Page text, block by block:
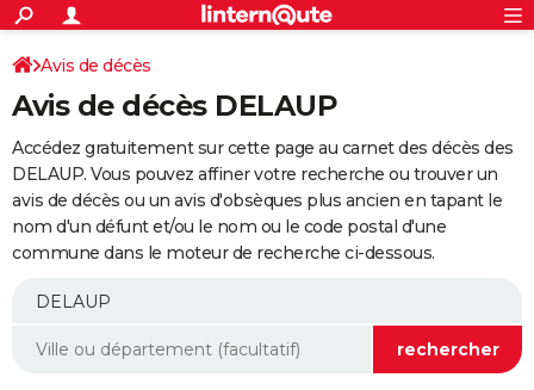
ACTUALITÉS
Politique
Société
Faits Divers
Education
Monde
Villes
+
SPORT
Coupe du monde 2026
Football
Tennis
Cyclisme
Rugby
Forum
Programme TV
TNT
Streaming
Cinéma
Sorties cinéma
Musique
+
FINANCE
Retraite
Epargne
Immobilier
Risques naturels par ville
Banque
Assurance
AUTO
Essais
Réserver un essai
Citadines
Berlines
SUV
Forum auto
+
Mobiles
Meilleur smartphone
Internet
Ordinateurs
Jeux vidéo
Guide high-tech
Aménagement intérieur
Avis de décès
Avis de décès DELAUP
Accédez gratuitement sur cette page au carnet des décès des
DELAUP. Vous pouvez affiner votre recherche ou trouver un
avis de décès ou un avis d'obsèques plus ancien en tapant le
nom d'un défunt et/ou le nom ou le code postal d'une
commune dans le moteur de recherche ci-dessous.